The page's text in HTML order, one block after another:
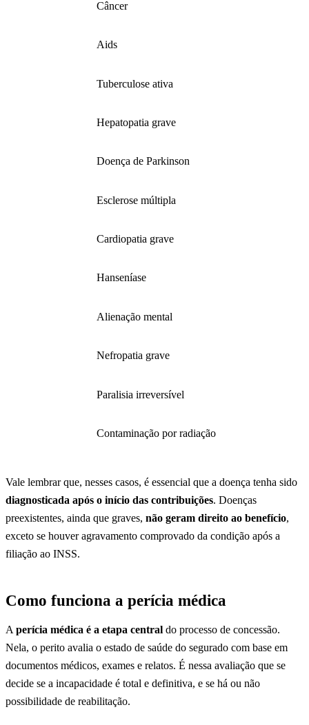
Câncer
Aids
Tuberculose ativa
Hepatopatia grave
Doença de Parkinson
Esclerose múltipla
Cardiopatia grave
Hanseníase
Alienação mental
Nefropatia grave
Paralisia irreversível
Contaminação por radiação
Vale lembrar que, nesses casos, é essencial que a doença tenha sido
diagnosticada após o início das contribuições. Doenças
preexistentes, ainda que graves, não geram direito ao benefício,
exceto se houver agravamento comprovado da condição após a
filiação ao INSS.
Como funciona a perícia médica
Aperícia médica é a etapa central do processo de concessão.
Nela, o perito avalia o estado de saúde do segurado com base em
documentos médicos, exames e relatos. É nessa avaliação que se
decide se a incapacidade é total e definitiva, e se há ou não
possibilidade de reabilitação.